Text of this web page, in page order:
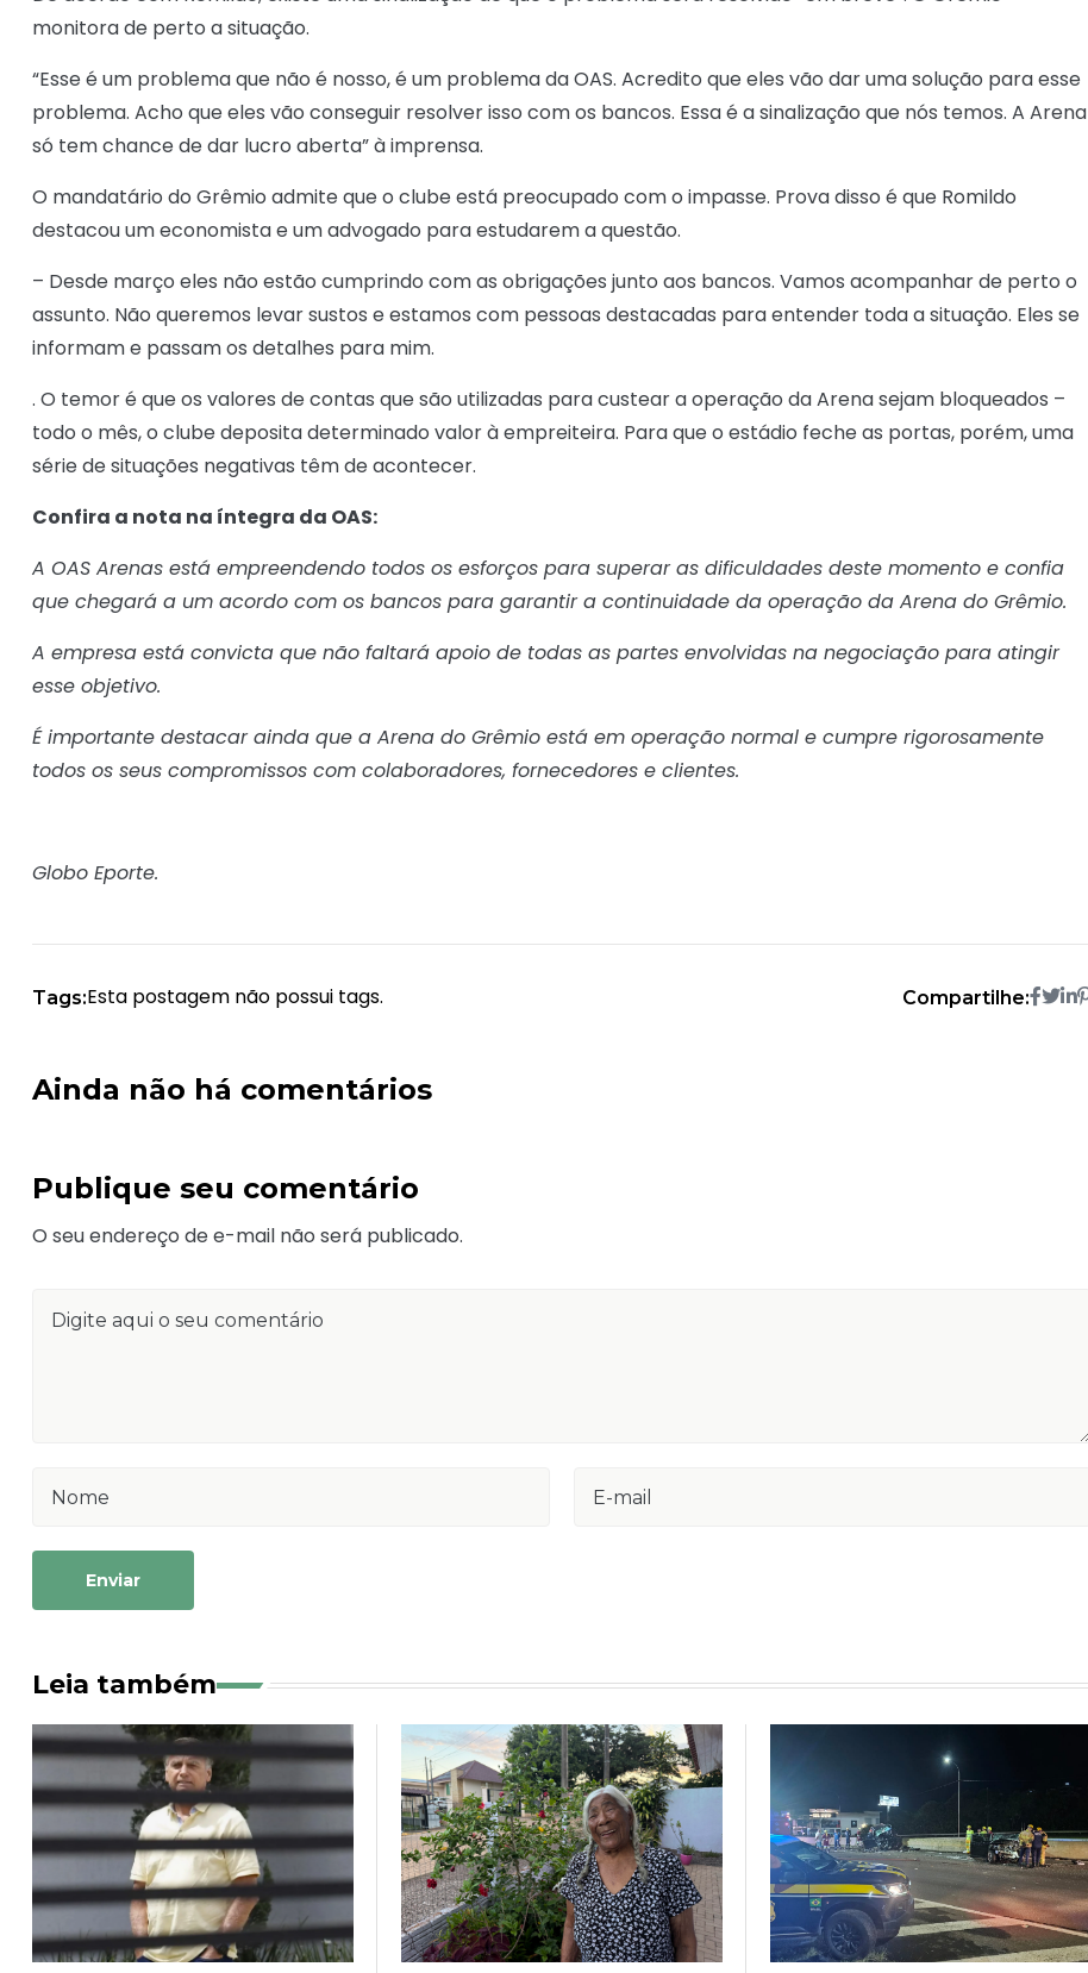
monitora de perto a situação.
“Esse é um problema que não é nosso, é um problema da OAS. Acredito que eles vão dar uma solução para esse
problema. Acho que eles vão conseguir resolver isso com os bancos. Essa é a sinalização que nós temos. A Arena
só tem chance de dar lucro aberta” à imprensa.
O mandatário do Grêmio admite que o clube está preocupado com o impasse. Prova disso é que Romildo
destacou um economista e um advogado para estudarem a questão.
– Desde março eles não estão cumprindo com as obrigações junto aos bancos. Vamos acompanhar de perto o
assunto. Não queremos levar sustos e estamos com pessoas destacadas para entender toda a situação. Eles se
informam e passam os detalhes para mim.
. O temor é que os valores de contas que são utilizadas para custear a operação da Arena sejam bloqueados –
todo o mês, o clube deposita determinado valor à empreiteira. Para que o estádio feche as portas, porém, uma
série de situações negativas têm de acontecer.
Confira a nota na íntegra da OAS:
A OAS Arenas está empreendendo todos os esforços para superar as dificuldades deste momento e confia
que chegará a um acordo com os bancos para garantir a continuidade da operação da Arena do Grêmio.
A empresa está convicta que não faltará apoio de todas as partes envolvidas na negociação para atingir
esse objetivo.
É importante destacar ainda que a Arena do Grêmio está em operação normal e cumpre rigorosamente
todos os seus compromissos com colaboradores, fornecedores e clientes.
Globo Eporte.
Tags:Esta postagem não possui tags. Compartilhe:
Ainda não há comentários
Publique seu comentário
O seu endereço de e-mail não será publicado.
Enviar
Leia também